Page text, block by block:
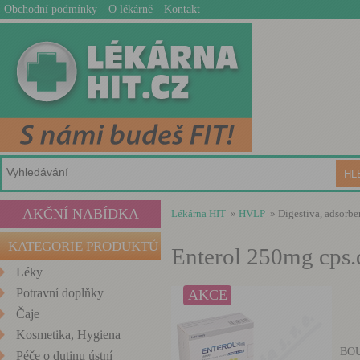
Obchodní podmínky O lékárně Kontakt
AKČNÍ NABÍDKA
KATEGORIE PRODUKTŮ
Léky
Potravní doplňky
Čaje
Kosmetika, Hygiena
Péče o dutinu ústní
Lékárna HIT » HVLP » Digestiva,
Enterol 250mg
AKCE